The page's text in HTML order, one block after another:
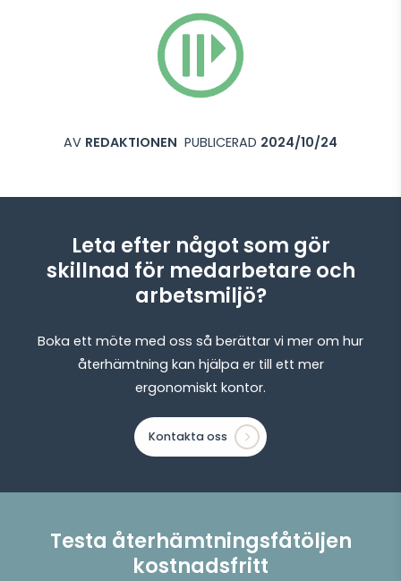
AV REDAKTIONEN PUBLICERAD 2024/10/24
Leta efter något som gör
skillnad för medarbetare och
arbetsmiljö?
Boka ett möte med oss så berättar vi mer om hur
återhämtning kan hjälpa er till ett mer
ergonomiskt kontor.
Kontakta oss
Testa återhämtningsfåtöljen
kostnadsfritt